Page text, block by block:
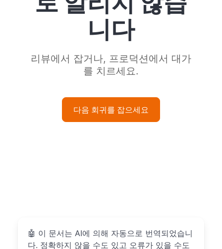
니다
리뷰에서 잡거나, 프로덕션에서 대가
를 치르세요.
다음 회귀를 잡으세요
🤖 이 문서는 AI에 의해 자동으로 번역되었습니
다. 정확하지 않을 수도 있고 오류가 있을 수도